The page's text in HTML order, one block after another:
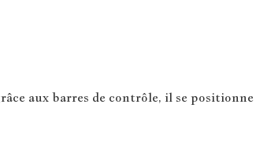
aux barres de contrôle, il se